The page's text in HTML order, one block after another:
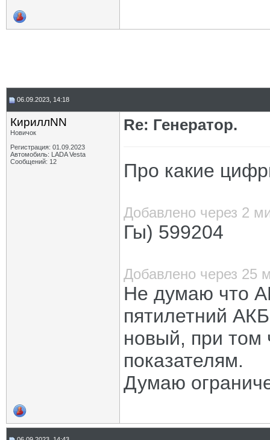
06.09.2023, 14:18
КириллNN
Новичок
Регистрация: 01.09.2023
Автомобиль: LADA Vesta
Сообщений: 12
Re: Генератор.
Про какие
Добавлено через 2
Гы) 599204
Добавлено через 25
Не думаю что
пятилетний
новый, при том
показателям.
Думаю